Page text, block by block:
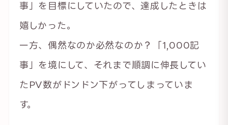
事」を目標にしていたので、達成したときは
嬉しかった。
一方、偶然なのか必然なのか？「1,000記
事」を境にして、それまで順調に伸長してい
たPV数がドンドン下がってしまっていま
す。